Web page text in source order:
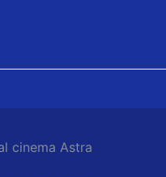
cinema Astra